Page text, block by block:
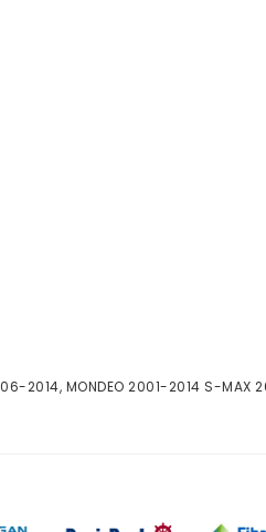
2014, MONDEO 2001-2014 S-